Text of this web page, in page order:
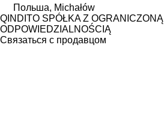
Польша, Michałów
QINDITO SPÓŁKA Z OGRANICZONĄ
ODPOWIEDZIALNOŚCIĄ
Связаться с продавцом